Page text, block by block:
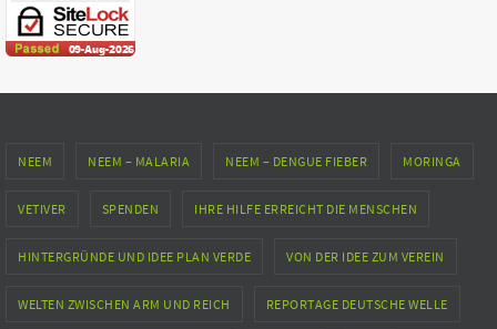
NEEM NEEM – MALARIA NEEM – DENGUE FIEBER MORINGA
VETIVER SPENDEN IHRE HILFE ERREICHT DIE MENSCHEN
HINTERGRÜNDE UND IDEE PLAN VERDE VON DER IDEE ZUM VEREIN
WELTEN ZWISCHEN ARM UND REICH REPORTAGE DEUTSCHE WELLE